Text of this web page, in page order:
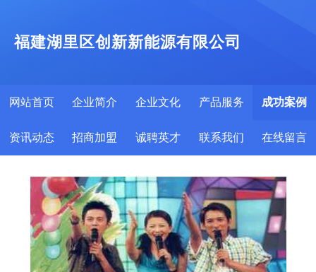
福建湖里区创新新能源有限公司
网站首页 企业简介 企业文化 产品服务 成功案例
资讯动态 招商加盟 诚聘英才 联系我们 在线留言